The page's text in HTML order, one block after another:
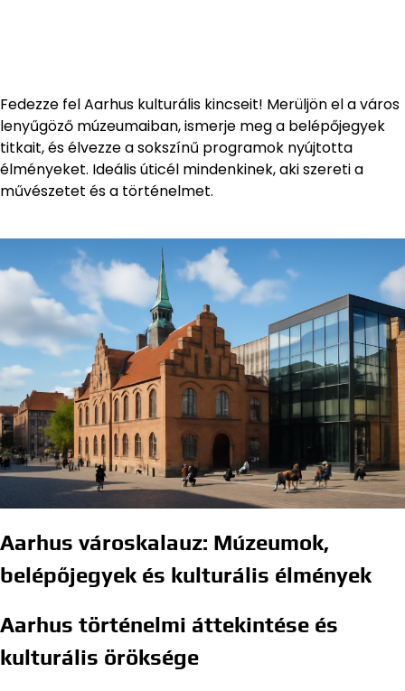
Fedezze fel Aarhus kulturális kincseit! Merüljön el a város
lenyűgöző múzeumaiban, ismerje meg a belépőjegyek
titkait, és élvezze a sokszínű programok nyújtotta
élményeket. Ideális úticél mindenkinek, aki szereti a
művészetet és a történelmet.
Aarhus városkalauz: Múzeumok,
belépőjegyek és kulturális élmények
Aarhus történelmi áttekintése és
kulturális öröksége